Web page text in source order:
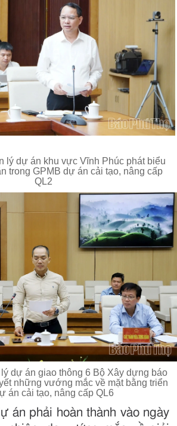
lý dự án khu vực Vĩnh Phúc phát biểu
trong GPMB dự án cải tạo, nâng cấp
QL2
dự án giao thông 6 Bộ Xây dựng báo
những vướng mắc về mặt bằng triển
án cải tạo, nâng cấp QL6
án phải hoàn thành vào ngày